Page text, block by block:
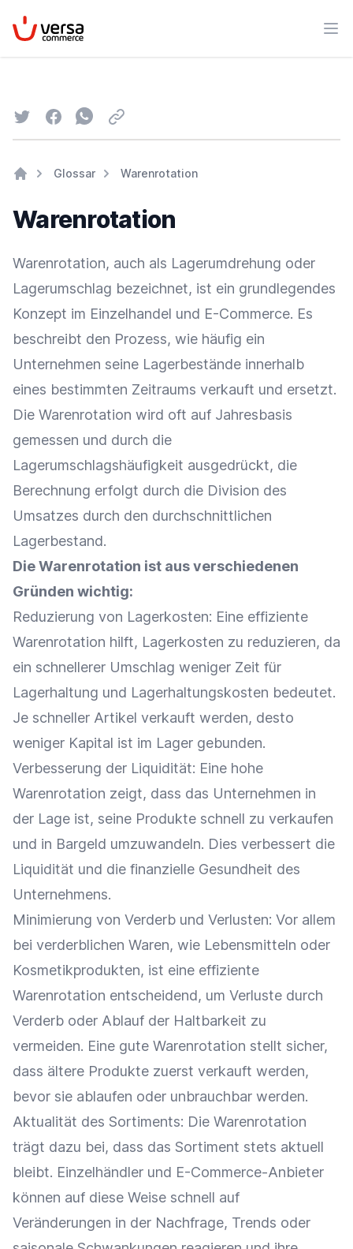
VersaCommerce
TwitterFacebookWhatsapp
Email
Glossar Warenrotation
Warenrotation
Warenrotation, auch als Lagerumdrehung oder
Lagerumschlag bezeichnet, ist ein grundlegendes
Konzept im Einzelhandel und E-Commerce. Es
beschreibt den Prozess, wie häufig ein
Unternehmen seine Lagerbestände innerhalb
eines bestimmten Zeitraums verkauft und ersetzt.
Die Warenrotation wird oft auf Jahresbasis
gemessen und durch die
Lagerumschlagshäufigkeit ausgedrückt, die
Berechnung erfolgt durch die Division des
Umsatzes durch den durchschnittlichen
Lagerbestand.
Die Warenrotation ist aus verschiedenen
Gründen wichtig:
Reduzierung von Lagerkosten: Eine effiziente
Warenrotation hilft, Lagerkosten zu reduzieren, da
ein schnellerer Umschlag weniger Zeit für
Lagerhaltung und Lagerhaltungskosten bedeutet.
Je schneller Artikel verkauft werden, desto
weniger Kapital ist im Lager gebunden.
Verbesserung der Liquidität: Eine hohe
Warenrotation zeigt, dass das Unternehmen in
der Lage ist, seine Produkte schnell zu verkaufen
und in Bargeld umzuwandeln. Dies verbessert die
Liquidität und die finanzielle Gesundheit des
Unternehmens.
Minimierung von Verderb und Verlusten: Vor allem
bei verderblichen Waren, wie Lebensmitteln oder
Kosmetikprodukten, ist eine effiziente
Warenrotation entscheidend, um Verluste durch
Verderb oder Ablauf der Haltbarkeit zu
vermeiden. Eine gute Warenrotation stellt sicher,
dass ältere Produkte zuerst verkauft werden,
bevor sie ablaufen oder unbrauchbar werden.
Aktualität des Sortiments: Die Warenrotation
trägt dazu bei, dass das Sortiment stets aktuell
bleibt. Einzelhändler und E-Commerce-Anbieter
können auf diese Weise schnell auf
Veränderungen in der Nachfrage, Trends oder